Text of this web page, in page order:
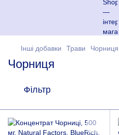
Інші добавки Трави Чорниця
Чорниця
Фільтр